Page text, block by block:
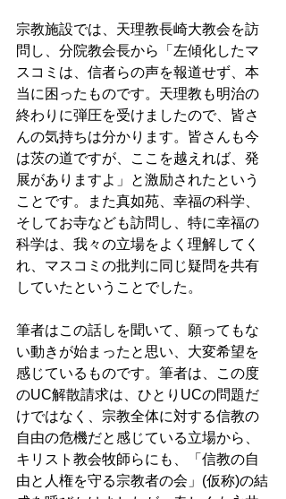
宗教施設では、天理教長崎大教会を訪
問し、分院教会長から「左傾化したマ
スコミは、信者らの声を報道せず、本
当に困ったものです。天理教も明治の
終わりに弾圧を受けましたので、皆さ
んの気持ちは分かります。皆さんも今
は茨の道ですが、ここを越えれば、発
展がありますよ」と激励されたという
ことです。また真如苑、幸福の科学、
そしてお寺なども訪問し、特に幸福の
科学は、我々の立場をよく理解してく
れ、マスコミの批判に同じ疑問を共有
していたということでした。
筆者はこの話しを聞いて、願ってもな
い動きが始まったと思い、大変希望を
感じているものです。筆者は、この度
のUC解散請求は、ひとりUCの問題だ
けではなく、宗教全体に対する信教の
自由の危機だと感じている立場から、
キリスト教会牧師らにも、「信教の自
由と人権を守る宗教者の会」(仮称)の結